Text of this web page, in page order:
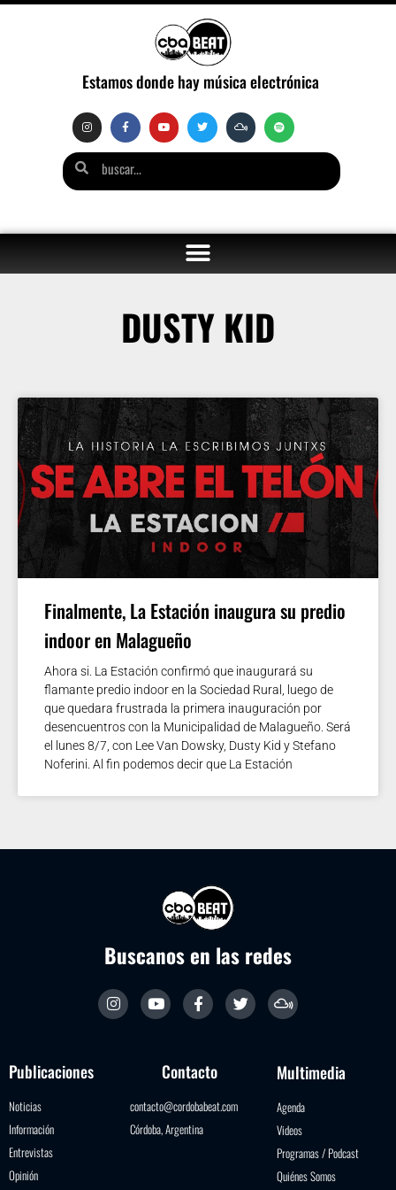
Estamos donde hay música electrónica
DUSTY KID
Finalmente, La Estación inaugura su predio
indoor en Malagueño
Ahora si. La Estación confirmó que inaugurará su
flamante predio indoor en la Sociedad Rural, luego de
que quedara frustrada la primera inauguración por
desencuentros con la Municipalidad de Malagueño. Será
el lunes 8/7, con Lee Van Dowsky, Dusty Kid y Stefano
Noferini. Al fin podemos decir que La Estación
Buscanos en las redes
Publicaciones
Noticias
Información
Entrevistas
Opinión
Contacto
contacto@cordobabeat.com
Córdoba, Argentina
Multimedia
Agenda
Videos
Programas / Podcast
Quiénes Somos